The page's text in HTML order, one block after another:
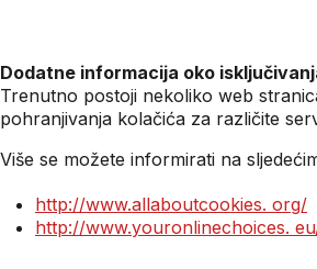
Dodatne informacija oko
Trenutno postoji nekoliko web
pohranjivanja kolačića za različite
Više se možete informirati na
http://www.allaboutcookies. org/
http://www.youronlinechoices.